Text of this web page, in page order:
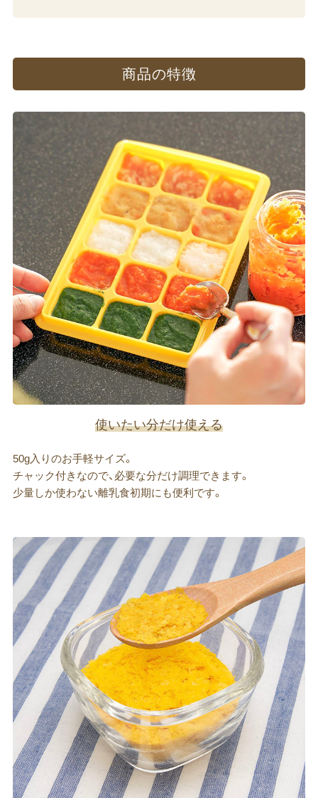
商品の​特徴
使いたい分だけ使える
50g入りのお手軽サイズ。
チャック付きなので、必要な分だけ調理できます。
少量しか使わない離乳食初期にも便利です。